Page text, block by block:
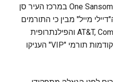
באולם נשפים מפואר בבניין One Sansome במרכז העיר סן
מייל" מבין כי התורמים
הגדולים לאירוע כללו את AT&T, Comcast והפילנתרופית
המקומית רוזלין סוויג. בגאלות קודמות תורמי "VIP" העניקו